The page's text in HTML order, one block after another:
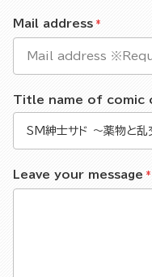
Mail address
Title name of comic
Leave your message